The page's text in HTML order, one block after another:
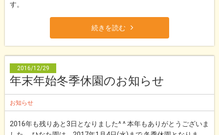
す。
続きを読む
2016/12/29
年末年始冬季休園のお知らせ
お知らせ
2016年も残りあと3日となりました^ ^ 本年もありがとうございま